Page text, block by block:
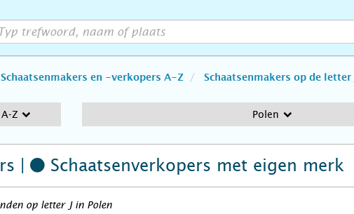
Schaatsenmakers en -verkopers A-Z Schaatsenmakers op de letter J
A-Z Polen
| Schaatsenverkopers met eigen merk
op letter J in Polen